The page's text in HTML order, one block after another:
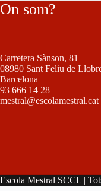
On som?
Carretera Sànson, 81
08980 Sant Feliu de
Barcelona
93 666 14 28
mestral@escolamestral.cat
Escola Mestral SCCL |